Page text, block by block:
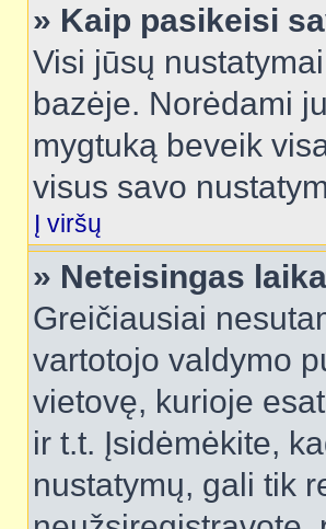
» Kaip pasikeisi
Visi jūsų
bazėje. Norėdami
mygtuką beveik
visus savo
Į viršų
» Neteisingas
Greičiausiai
vartotojo valdymo
vietovę, kurioje
ir t.t. Įsidėmėkite,
nustatymų, gali tik